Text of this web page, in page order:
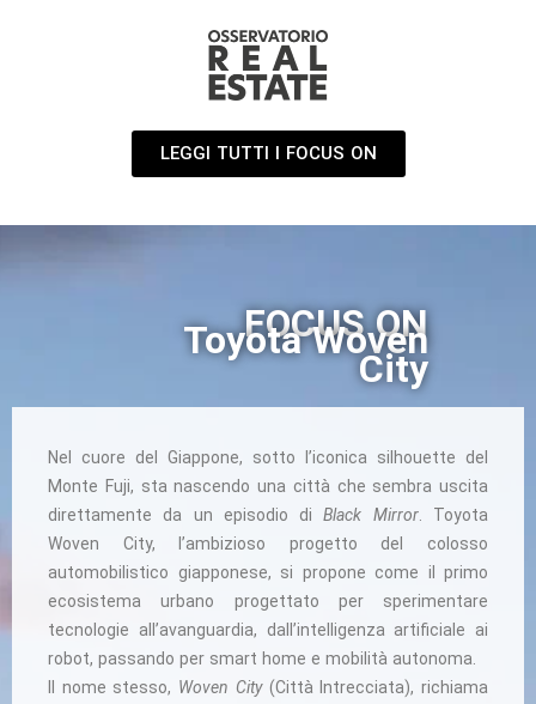
LEGGI TUTTI I FOCUS ON
FOCUS ON
Toyota Woven
City
Nel cuore del Giappone, sotto l’iconica silhouette del
Monte Fuji, sta nascendo una città che sembra uscita
direttamente da un episodio diBlack Mirror. Toyota
Woven City, l’ambizioso progetto del colosso
automobilistico giapponese, si propone come il primo
ecosistema urbano progettato per sperimentare
tecnologie all’avanguardia, dall’intelligenza artificiale ai
robot, passando per smart home e mobilità autonoma.
Il nome stesso, Woven City(Città Intrecciata), richiama